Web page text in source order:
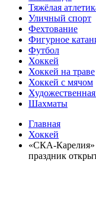
Тяжёлая
Уличный спорт
Фехтование
Фигурное
Футбол
Хоккей
Хоккей на траве
Хоккей с мячом
Шахматы
Главная
Хоккей
«СКА-
праздник